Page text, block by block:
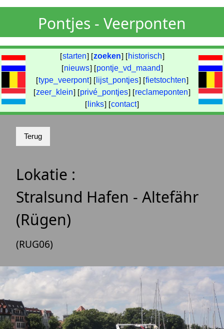
Pontjes - Veerponten
[starten] [zoeken] [ historisch]
[nieuws] [pontje_vd_maand]
[type_veerpont] [ lijst_pontjes] [fietstochten]
[zeer_klein] [privé_pontjes] [reclameponten]
[ links] [contact]
Lokatie :
Stralsund Hafen - Altefähr
(Rügen)
(RUG06)